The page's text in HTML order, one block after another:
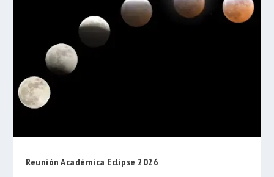
Reunión Académica Eclipse 2026